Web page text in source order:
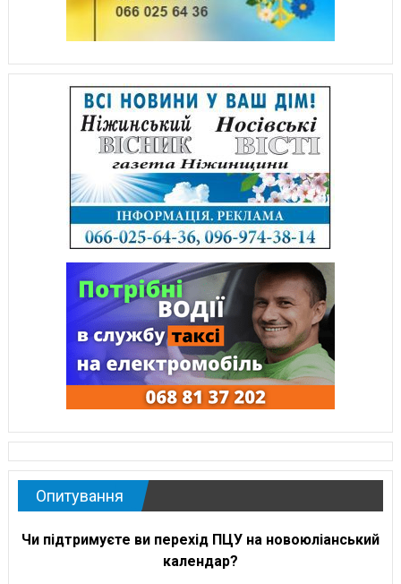
Опитування
Чи підтримуєте ви перехід ПЦУ на новоюліанський
календар?